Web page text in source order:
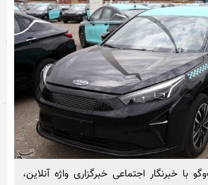
با خبرنگار اجتماعی خبرگزاری واژه آنلاین،